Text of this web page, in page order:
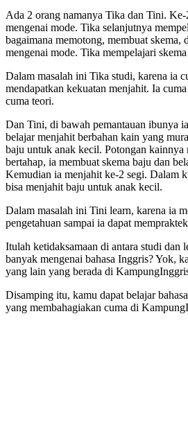
Ada 2 orang namanya Tika dan Tini.
mengenai mode. Tika selanjutnya
bagaimana memotong, membuat skema,
mengenai mode. Tika mempelajari
Dalam masalah ini Tika studi, karena ia
mendapatkan kekuatan menjahit. Ia
cuma teori.
Dan Tini, di bawah pemantauan ibunya
belajar menjahit berbahan kain yang
baju untuk anak kecil. Potongan kainnya
bertahap, ia membuat skema baju dan
Kemudian ia menjahit ke-2 segi. Dalam
bisa menjahit baju untuk anak kecil.
Dalam masalah ini Tini learn, karena ia
pengetahuan sampai ia dapat
Itulah ketidaksamaan di antara studi dan
banyak mengenai bahasa Inggris? Yok,
yang lain yang berada di
Disamping itu, kamu dapat belajar
yang membahagiakan cuma di